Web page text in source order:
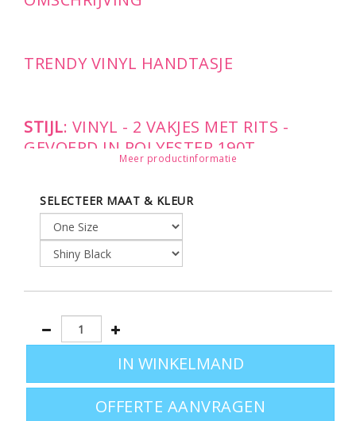
TRENDY VINYL HANDTASJE
STIJL: VINYL - 2 VAKJES MET RITS -
GEVOERD IN POLYESTER 190T
Meer productinformatie
SELECTEER MAAT & KLEUR
OFFERTE AANVRAGEN